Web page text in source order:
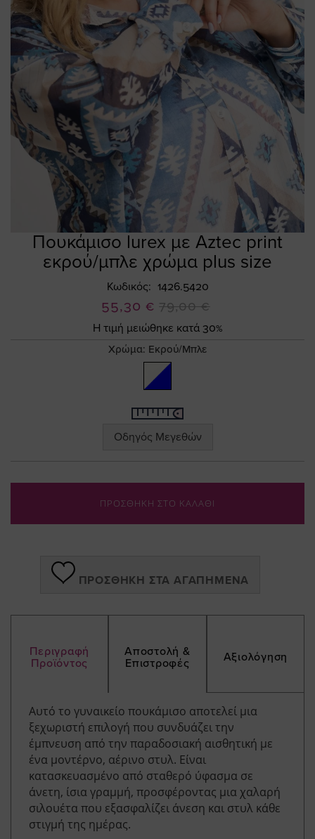
Πουκάμισο lurex με Aztec print
εκρού/μπλε χρώμα plus size
Κωδικός 1426.5420
Ειδική
Τιμή
55,30 € 79,00 €
Η τιμή μειώθηκε κατά 30%
Χρώμα: Εκρού/Μπλε
Οδηγός Μεγεθών
ΠΡΟΣΘΗΚΗ ΣΤΟ ΚΑΛΑΘΙ
ΠΡΟΣΘΉΚΗ ΣΤΑ ΑΓΑΠΗΜΈΝΑ
Περιγραφή
Προϊόντος
Αποστολή &
Επιστροφές
Αξιολόγηση
Αυτό το γυναικείο πουκάμισο αποτελεί μια
ξεχωριστή επιλογή που συνδυάζει την
έμπνευση από την παραδοσιακή αισθητική με
ένα μοντέρνο, αέρινο στυλ. Είναι
κατασκευασμένο από σταθερό ύφασμα σε
άνετη, ίσια γραμμή, προσφέροντας μια χαλαρή
σιλουέτα που εξασφαλίζει άνεση και στυλ κάθε
στιγμή της ημέρας.